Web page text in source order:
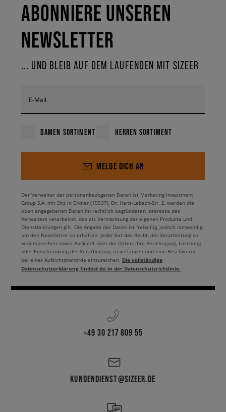
ABONNIERE UNSEREN
NEWSLETTER
... UND BLEIB AUF DEM LAUFENDEN MIT SIZEER
E-Mail
DAMEN SORTIMENT HERREN SORTIMENT
MELDE DICH AN
Der Verwalter der personenbezogenen Daten ist Marketing Investment
Group S.A. mit Sitz in Erkner (15537), Dr. Hans-Lebach-Str. 2, werden die
oben angegebenen Daten im rechtlich begründeten Interesse des
Verwalters verarbeitet, das als Vermarktung der eigenen Produkte und
Dienstleistungen gilt. Die Angabe der Daten ist freiwillig, jedoch notwendig,
um den Newsletter zu erhalten. Jeder hat das Recht, der Verarbeitung zu
widersprechen sowie Auskunft über die Daten, ihre Berichtigung, Löschung
oder Einschränkung der Verarbeitung zu verlangen und eine Beschwerde
bei einer Aufsichtsbehörde einzureichen. Die vollständige
Datenschutzerklärung findest du in der Datenschutzrichtlinie.
+49 30 217 809 55
KUNDENDIENST@SIZEER.DE